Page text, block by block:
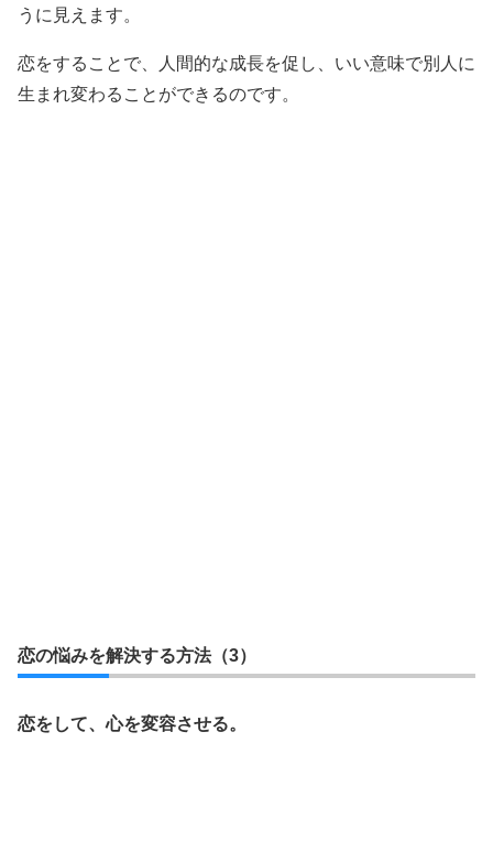
うに見えます。
恋をすることで、人間的な成長を促し、いい意味で別人に
生まれ変わることができるのです。
恋の悩みを解決する方法（3）
恋をして、心を変容させる。